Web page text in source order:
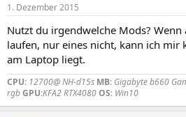
1. Dezember 2015
Nutzt du irgendwelche Mods? Wenn
laufen, nur eines nicht, kann ich mir
am Laptop liegt.
CPU: 12700@ NH-d15s MB: Gigabyte b660
rgbGPU:KFA2 RTX4080OS: Win10